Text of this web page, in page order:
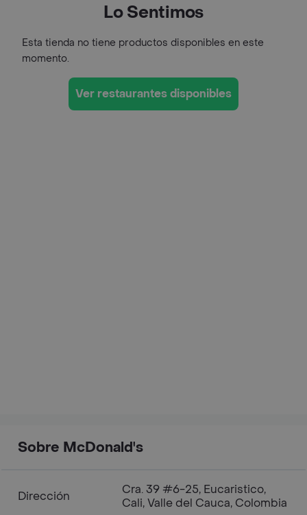
Lo Sentimos
Esta tienda no tiene productos disponibles en este
momento.
Ver restaurantes disponibles
Sobre McDonald's
Dirección
Cra. 39 #6-25, Eucaristico,
Cali, Valle del Cauca, Colombia